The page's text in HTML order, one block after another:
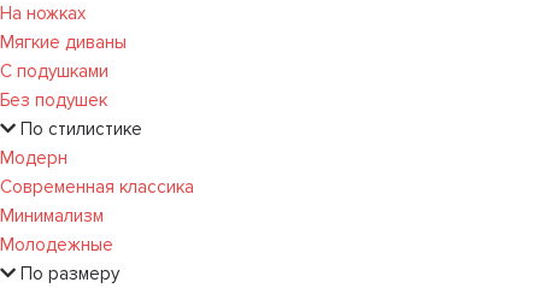
На ножках
Мягкие диваны
С подушками
Без подушек
По стилистике
Модерн
Современная классика
Минимализм
Молодежные
По размеру